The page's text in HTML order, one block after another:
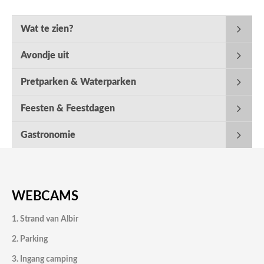
Wat te zien?
Avondje uit
Pretparken & Waterparken
Feesten & Feestdagen
Gastronomie
WEBCAMS
1. Strand van Albir
2. Parking
3. Ingang camping